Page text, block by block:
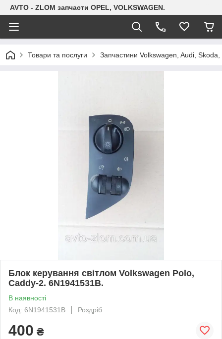
AVTO - ZLOM запчасти OPEL, VOLKSWAGEN.
Товари та послуги Запчастини Volkswagen, Audi, Skoda,
Блок керування світлом Volkswagen Polo,
Caddy-2. 6N1941531B.
В наявності
Код: 6N1941531B
Роздріб
400 ₴